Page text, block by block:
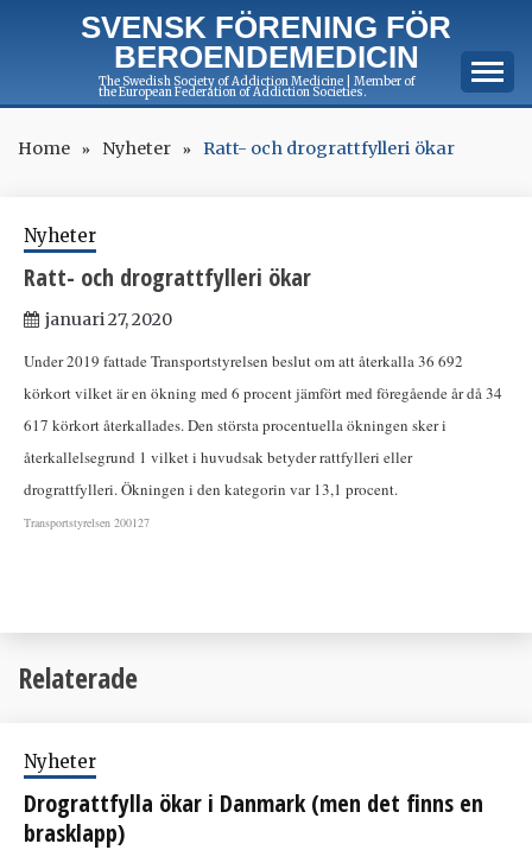
SVENSK FÖRENING FÖR
BEROENDEMEDICIN
The Swedish Society of Addiction Medicine | Member of
the European Federation of Addiction Societies.
Home Nyheter Ratt- och drograttfylleri ökar
Nyheter
Ratt- och drograttfylleri ökar
januari 27, 2020
Under 2019 fattade Transportstyrelsen beslut om att återkalla 36 692
körkort vilket är en ökning med 6 procent jämfört med föregående år då 34
617 körkort återkallades. Den största procentuella ökningen sker i
återkallelsegrund 1 vilket i huvudsak betyder rattfylleri eller
drograttfylleri. Ökningen i den kategorin var 13,1 procent.
Transportstyrelsen 200127
Relaterade
Nyheter
Drograttfylla ökar i Danmark (men det finns en
brasklapp)